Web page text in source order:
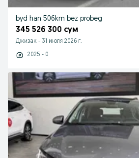
byd han 506km bez probeg
345 526 300 сум
Джизак - 31 июля 2026 г.
2025 - 0